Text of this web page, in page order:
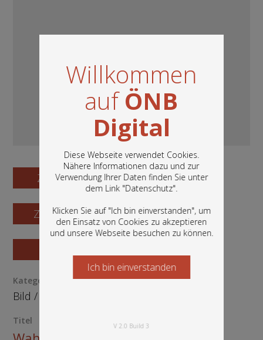
Willkommen
aufÖNB
Digital
Diese Webseite verwendet Cookies.
Nähere Informationen dazu und zur
Verwendung Ihrer Daten finden Sie unter
dem Link "Datenschutz".
Klicken Sie auf "Ich bin einverstanden", um
den Einsatz von Cookies zu akzeptieren
und unsere Webseite besuchen zu können.
In diesem Portal finden Sie die digitalen
Bestände der Österreichischen
Nationalbibliothek: Bücher, Fotografien,
Grafiken und vieles mehr.
Ich bin einverstanden
Starten Sie jetzt
V 2.0 Build 3
Zum Digitalisat
Zum Katalogisat
Kategorie / Medientyp
Bild/
Titel